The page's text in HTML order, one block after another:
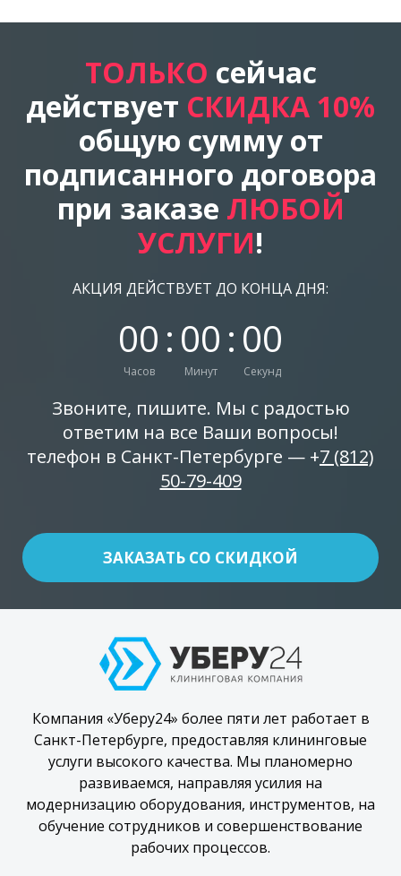
ТОЛЬКО сейчас
действует СКИДКА 10%
общую сумму от
подписанного договора
при заказе ЛЮБОЙ
УСЛУГИ!
АКЦИЯ ДЕЙСТВУЕТ ДО КОНЦА ДНЯ:
00
Часов
: 00
Минут
: 00
Секунд
Звоните, пишите. Мы с радостью
ответим на все Ваши вопросы!
телефон в Санкт-Петербурге — +7 (812)
50-79-409
ЗАКАЗАТЬ СО СКИДКОЙ
Компания «Уберу24» более пяти лет работает в
Санкт-Петербурге, предоставляя клининговые
услуги высокого качества. Мы планомерно
развиваемся, направляя усилия на
модернизацию оборудования, инструментов, на
обучение сотрудников и совершенствование
рабочих процессов.